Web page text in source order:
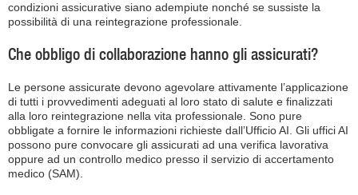
condizioni assicurative siano adempiute nonché se sussiste la
possibilità di una reintegrazione professionale.
Che obbligo di collaborazione hanno gli assicurati?
Le persone assicurate devono agevolare attivamente l’applicazione
di tutti i provvedimenti adeguati al loro stato di salute e finalizzati
alla loro reintegrazione nella vita professionale. Sono pure
obbligate a fornire le informazioni richieste dall’Ufficio AI. Gli uffici AI
possono pure convocare gli assicurati ad una verifica lavorativa
oppure ad un controllo medico presso il servizio di accertamento
medico (SAM).